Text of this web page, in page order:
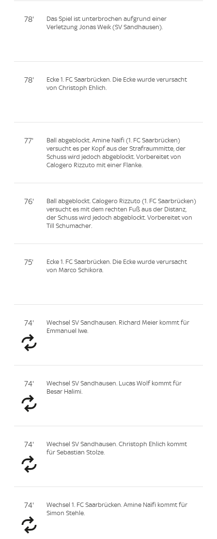
78'
Das Spiel ist unterbrochen aufgrund einer
Verletzung Jonas Weik (SV Sandhausen).
78'
Ecke 1. FC Saarbrücken. Die Ecke wurde verursacht
von Christoph Ehlich.
77'
Ball abgeblockt. Amine Naïfi (1. FC Saarbrücken)
versucht es per Kopf aus der Strafraummitte, der
Schuss wird jedoch abgeblockt. Vorbereitet von
Calogero Rizzuto mit einer Flanke.
76'
Ball abgeblockt. Calogero Rizzuto (1. FC Saarbrücken)
versucht es mit dem rechten Fuß aus der Distanz,
der Schuss wird jedoch abgeblockt. Vorbereitet von
Till Schumacher.
75'
Ecke 1. FC Saarbrücken. Die Ecke wurde verursacht
von Marco Schikora.
74'
Wechsel SV Sandhausen. Richard Meier kommt für
Emmanuel Iwe.
74'
Wechsel SV Sandhausen. Lucas Wolf kommt für
Besar Halimi.
74'
Wechsel SV Sandhausen. Christoph Ehlich kommt
für Sebastian Stolze.
74'
Wechsel 1. FC Saarbrücken. Amine Naïfi kommt für
Simon Stehle.